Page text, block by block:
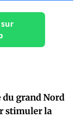
du grand Nord
stimuler la